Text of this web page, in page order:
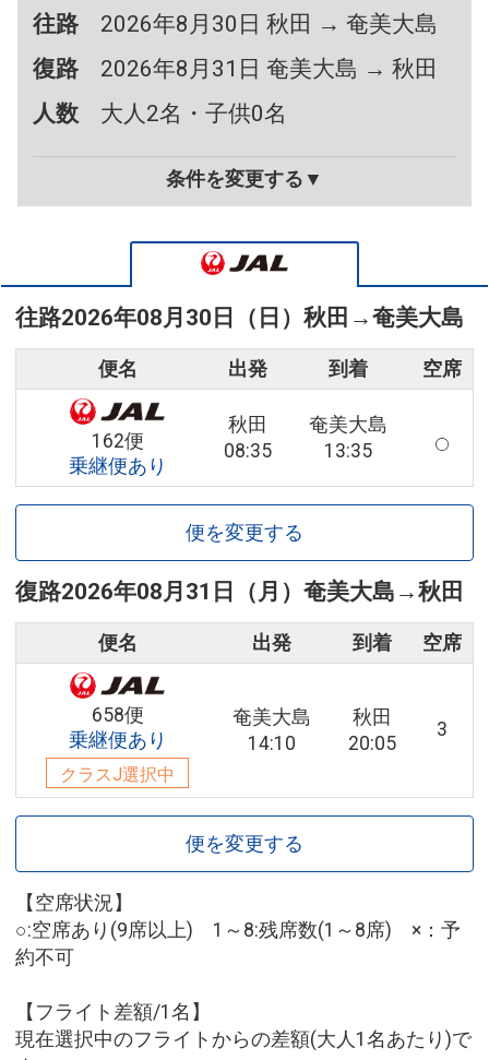
往路
2026年8月30日 秋田 → 奄美大島
復路
2026年8月31日 奄美大島 → 秋田
人数
大人2名・子供0名
条件を変更する▼
往路2026年08月30日（日） 秋田 →奄美大島
便名 出発 到着 空席
162便
乗継便あり
秋田
08:35
奄美大島
13:35
便を変更する
復路2026年08月31日（月） 奄美大島 →秋田
便名 出発 到着 空席
658便
乗継便あり
クラスJ選択中
奄美大島
14:10
秋田
20:05
3
便を変更する
【空席状況】
○:空席あり(9席以上) 1～8:残席数(1～8席) ×：予
約不可
【フライト差額/1名】
現在選択中のフライトからの差額(大人1名あたり)で